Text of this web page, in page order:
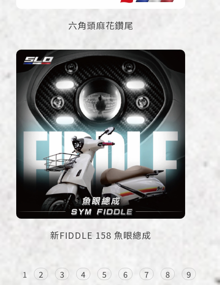
六角頭麻花鑽尾
新FIDDLE 158 魚眼總成
1 2 3 4 5 6 7 8
9